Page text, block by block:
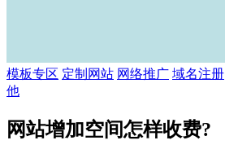
模板专区 定制网站 网络推广 域名注册
他
网站增加空间怎样收费?